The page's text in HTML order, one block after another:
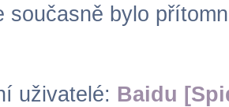
současně bylo
uživatelé: Baidu